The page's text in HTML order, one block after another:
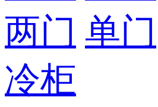
两门 单门
冷柜